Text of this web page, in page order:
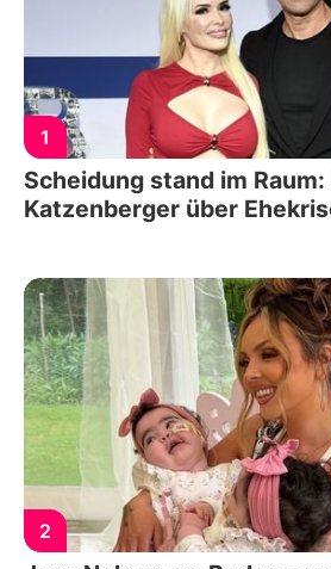
1
Scheidung stand im Raum:
Katzenberger über
2